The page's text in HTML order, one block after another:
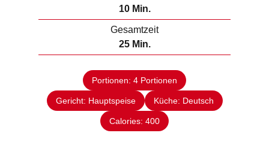
t
e
10M
i
e
Min.
Gesamtzeit
25M
i
n
u
t
n
Min.
Portionen: 4 Portionen
Gericht: Hauptspeise Küche: Deutsch
Calories: 400